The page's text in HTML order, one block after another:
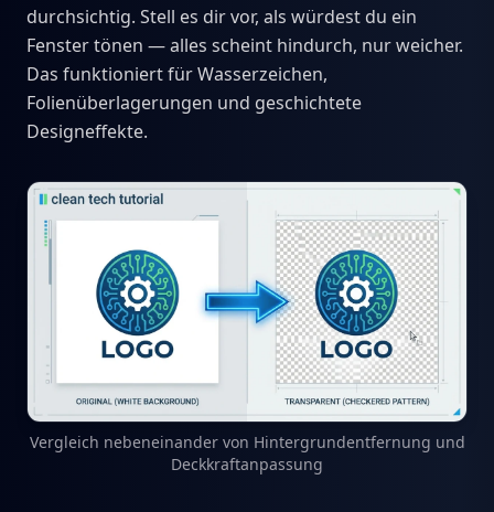
durchsichtig. Stell es dir vor, als würdest du ein
Fenster tönen — alles scheint hindurch, nur weicher.
Das funktioniert für Wasserzeichen,
Folienüberlagerungen und geschichtete
Designeffekte.
Vergleich nebeneinander von Hintergrundentfernung und
Deckkraftanpassung